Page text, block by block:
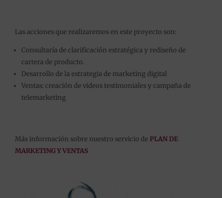
Las acciones que realizaremos en este proyecto son:
Consultaría de clarificación estratégica y rediseño de
cartera de producto.
Desarrollo de la estrategia de marketing digital
Ventas: creación de videos testimoniales y campaña de
telemarketing
Más información sobre nuestro servicio de PLAN DE
MARKETING Y VENTAS